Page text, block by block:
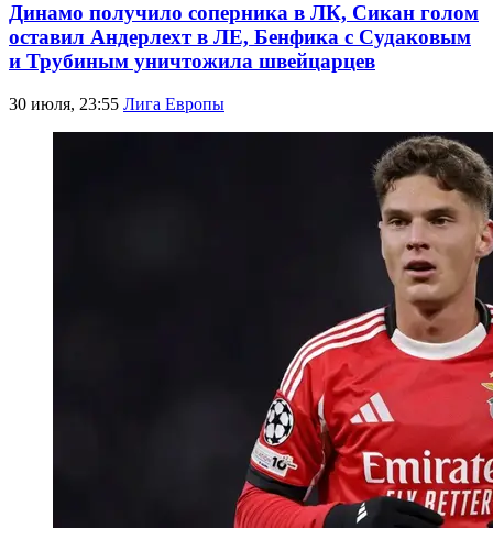
Динамо получило соперника в ЛК, Сикан голом
оставил Андерлехт в ЛЕ, Бенфика с Судаковым
и Трубиным уничтожила швейцарцев
30 июля, 23:55 Лига Европы